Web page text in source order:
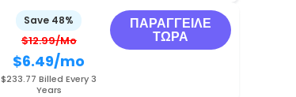
Save 48%
$12.99/Mo
$6.49/mo
$233.77 Billed Every 3
Years
ΠΑΡΆΓΓΕΙΛΕ
ΤΏΡΑ